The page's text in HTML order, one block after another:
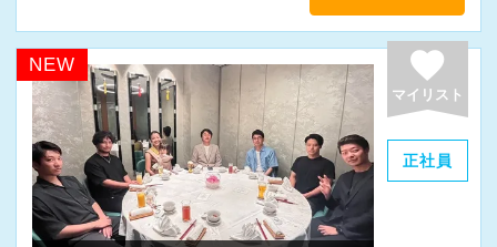
私たちと一緒に成長しながら働いてみません
か。
ご応募をお待ちしております！
NEW favorite
マイリスト
正社員